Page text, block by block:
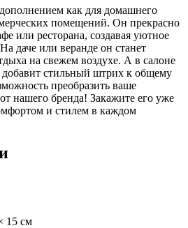
как для домашнего
помещений. Он прекрасно
или ресторана, создавая уютное
даче или веранде он станет
на свежем воздухе. А в салоне
стильный штрих к общему
преобразить ваше
нашего бренда! Закажите его уже
и стилем в каждом
15 см